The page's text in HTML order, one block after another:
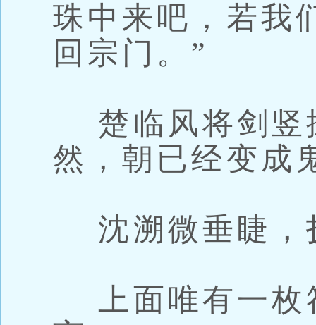
珠中来吧，若我
回宗门。”
楚临风将剑竖
然，朝已经变成
沈溯微垂睫，
上面唯有一枚